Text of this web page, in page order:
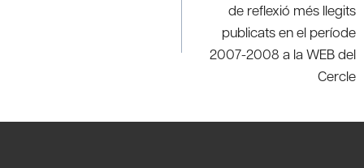
de reflexió més llegits
publicats en el període
2007-2008 a la WEB del
Cercle